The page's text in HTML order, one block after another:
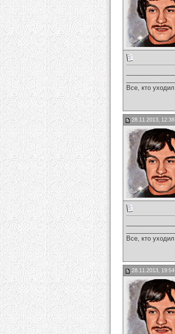
Все, кто
28.11.2013, 12:38
Все, кто
28.11.2013, 19:54